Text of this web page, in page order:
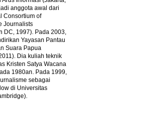
anggota awal dari
Consortium of
Journalists
DC, 1997). Pada 2003,
Yayasan Pantau
Suara Papua
Dia kuliah teknik
Kristen Satya Wacana
1980an. Pada 1999,
sebagai
di Universitas